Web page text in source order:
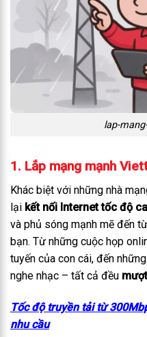
lap-
1. Lắp mạng mạnh
Khác biệt với những nhà
lại kết nối Internet tốc độ
và phủ sóng mạnh mẽ đến
bạn. Từ những cuộc họp
tuyến của con cái, đến
nghe nhạc – tất cả đều
Tốc độ truyền tải từ
nhu cầu